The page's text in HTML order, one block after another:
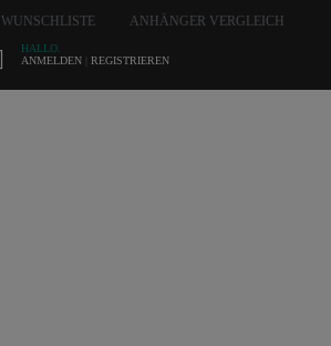
WUNSCHLISTE ANHÄNGER VERGLEICH
HALLO.
ANMELDEN
REGISTRIEREN